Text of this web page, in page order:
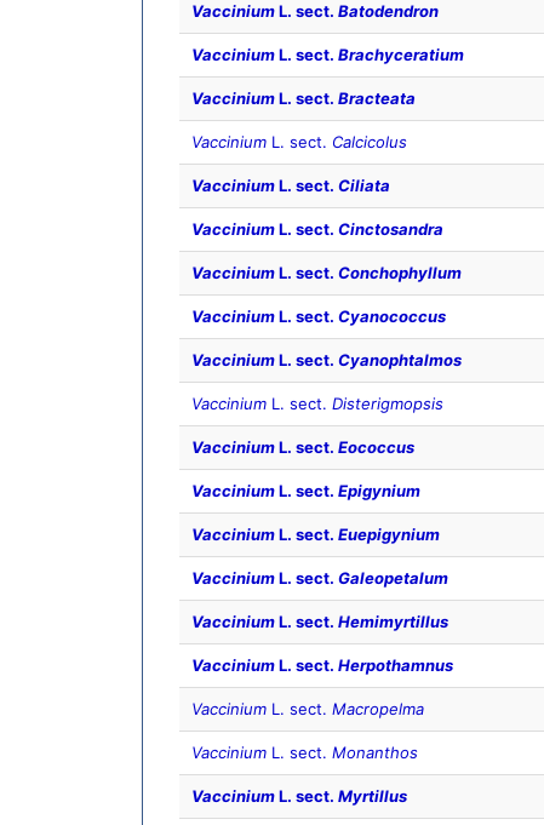
VacciniumL. sect. Batodendron
VacciniumL. sect. Brachyceratium
VacciniumL. sect. Bracteata
Vaccinium L. sect. Calcicolus
VacciniumL. sect. Ciliata
VacciniumL. sect. Cinctosandra
VacciniumL. sect. Conchophyllum
VacciniumL. sect. Cyanococcus
VacciniumL. sect. Cyanophtalmos
Vaccinium L. sect. Disterigmopsis
VacciniumL. sect. Eococcus
VacciniumL. sect. Epigynium
VacciniumL. sect. Euepigynium
VacciniumL. sect. Galeopetalum
VacciniumL. sect. Hemimyrtillus
VacciniumL. sect. Herpothamnus
Vaccinium L. sect. Macropelma
Vaccinium L. sect. Monanthos
VacciniumL. sect. Myrtillus